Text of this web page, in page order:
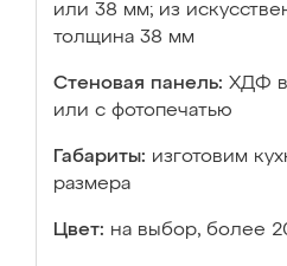
или 38 мм; из
толщина 38 мм
Стеновая панель: ХДФ в
или с фотопечатью
Габариты: изготовим
размера
Цвет: на выбор, более